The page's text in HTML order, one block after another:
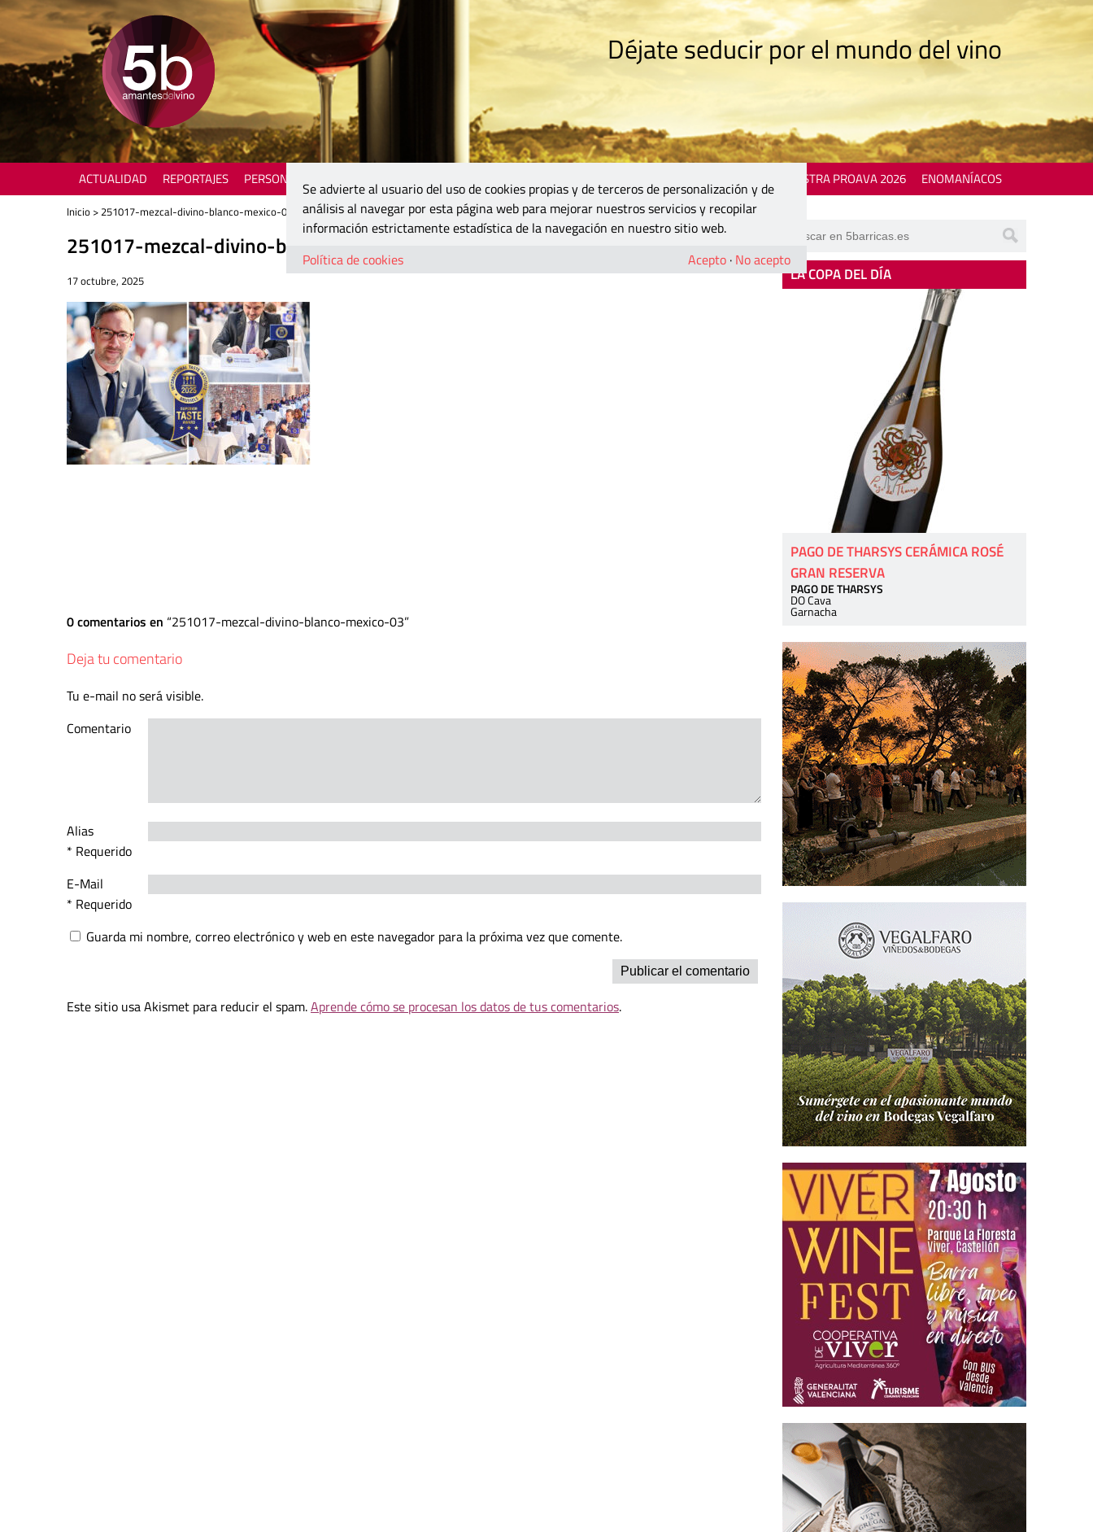
Déjate seducir por el mundo del vino
ACTUALIDAD REPORTAJES PERSONAJES MOSTRA PROAVA 2026 ENOMANÍACOS
Inicio > 251017-mezcal-divino-blanco-mexico-03
251017-mezcal-divino-blanco-mexico-03
17 octubre, 2025
0 comentarios en 251017-mezcal-divino-blanco-mexico-03
Deja tu comentario
Tu e-mail no será visible.
Comentario
Alias
* Requerido
E-Mail
* Requerido
Guarda mi nombre, correo electrónico y web en este navegador para la próxima vez que comente.
Este sitio usa Akismet para reducir el spam.Aprende cómo se procesan los datos de tus comentarios.
LA COPA DEL DÍA
PAGO DE THARSYS CERÁMICA ROSÉ
GRAN RESERVA
PAGO DE THARSYS
DO Cava
Garnacha
Se advierte al usuario del uso de cookies propias y de terceros de personalización y de
análisis al navegar por esta página web para mejorar nuestros servicios y recopilar
información estrictamente estadística de la navegación en nuestro sitio web.
Política de cookies
Acepto · No acepto